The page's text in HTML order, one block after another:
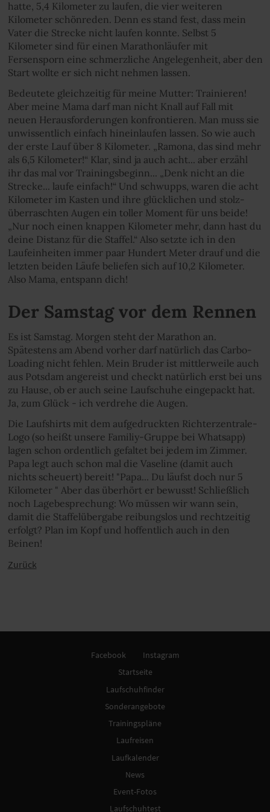
hatte, 5,4 Kilometer zu laufen, die vier weiteren
Kilometer schönreden. Denn es stand fest, dass mein
Vater die Strecke nicht laufen konnte. Selbst 5
Kilometer sind für einen Marathonläufer mit
Fersensporn eine schmerzliche Angelegenheit, aber den
Start wollte er sich nicht nehmen lassen.
Bedeutete gleichzeitig für meine Mutter: Trainieren!
Aber meine Mama darf man nicht Knall auf Fall mit
neuen Herausforderungen konfrontieren. Man muss sie
unwissentlich einfach hineinlaufen lassen. So wie auch
der erste Lauf über 8 Kilometer. „Ramona, das sind mehr
als 6,5 Kilometer!“ Klar, sind ja auch acht... aber erzähl
ihr das mal vor Trainingsbeginn... „Denk nicht an die
Strecke... laufe einfach!“ Und schwupps, waren die acht
Kilometer im Kasten und ihre glücklichen und stolz-
überraschten Augen ein toller Moment für uns beide!
„Nur noch einen knappen Kilometer mehr, dann hast du
deine Distanz für die Staffel.“ Also setzte ich in den
Laufeinheiten immer paar Hundert Meter drauf und die
letzten beiden Läufe beliefen sich auf 10,2 Kilometer.
Also Mama, entspann dich!
Der Samstag vor dem Rennen
Es ist Samstag. Morgen steht der Marathon an.
Spätestens am Abend vorher darf natürlich das Carbo-
Loading nicht fehlen. Mein Bruder ist mittlerweile auch
aus Potsdam angereist und checkt natürlich erst bei uns
zu Hause, ob er auch seine Laufschuhe eingepackt hat.
Ja, zum Glück - ich verdrehe die Augen.
Die Laufshirts mit dem aufgedruckten Richterzentrale-
Logo (so heißt unsere Familiy-Gruppe bei Whatsapp)
lagen schon ordentlich gefaltet bei jedem im Zimmer.
Papa legt auch schon mal die Vaseline (damit auch
nichts scheuert) bereit! "Papa... Du läufst doch nur 5
Kilometer " Aber das überhört er bewusst! Schließlich
noch Lagebesprechung: Wo müssen wir wann sein,
damit die Staffelübergabe reibungslos und rechtzeitig
erfolgt? Plan im Kopf und hoffentlich auch in den
Beinen!
Zurück
Facebook
Instagram
Startseite
Laufschuhfinder
Sonderangebote
Trainingspläne
Laufreisen
Laufkalender
News
Event-Fotos
Laufschuhtest